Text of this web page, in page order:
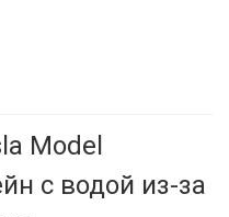
Model
с водой из-за